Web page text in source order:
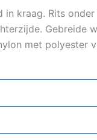
kraag. Rits
met polyester